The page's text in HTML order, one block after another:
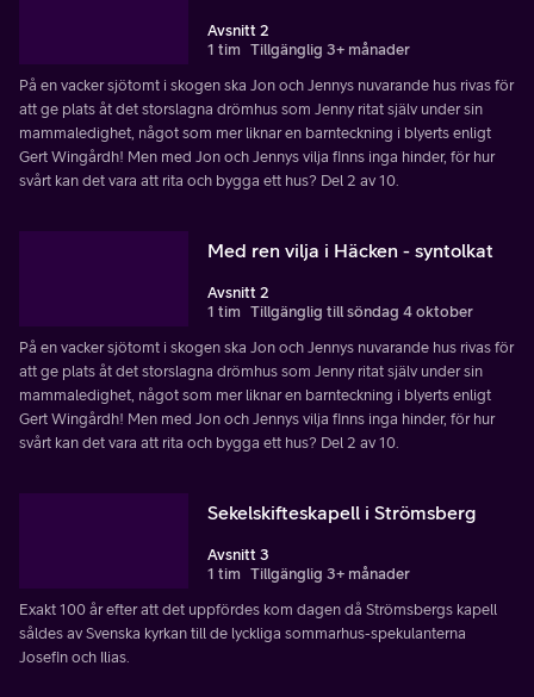
Avsnitt 2
1 tim Tillgänglig 3+ månader
På en vacker sjötomt i skogen ska Jon och Jennys nuvarande hus rivas för
att ge plats åt det storslagna drömhus som Jenny ritat själv under sin
mammaledighet, något som mer liknar en barnteckning i blyerts enligt
Gert Wingårdh! Men med Jon och Jennys vilja finns inga hinder, för hur
svårt kan det vara att rita och bygga ett hus? Del 2 av 10.
Med ren vilja i Häcken - syntolkat
Avsnitt 2
1 tim Tillgänglig till söndag 4 oktober
På en vacker sjötomt i skogen ska Jon och Jennys nuvarande hus rivas för
att ge plats åt det storslagna drömhus som Jenny ritat själv under sin
mammaledighet, något som mer liknar en barnteckning i blyerts enligt
Gert Wingårdh! Men med Jon och Jennys vilja finns inga hinder, för hur
svårt kan det vara att rita och bygga ett hus? Del 2 av 10.
Sekelskifteskapell i Strömsberg
Avsnitt 3
1 tim Tillgänglig 3+ månader
Exakt 100 år efter att det uppfördes kom dagen då Strömsbergs kapell
såldes av Svenska kyrkan till de lyckliga sommarhus-spekulanterna
Josefin och Ilias.